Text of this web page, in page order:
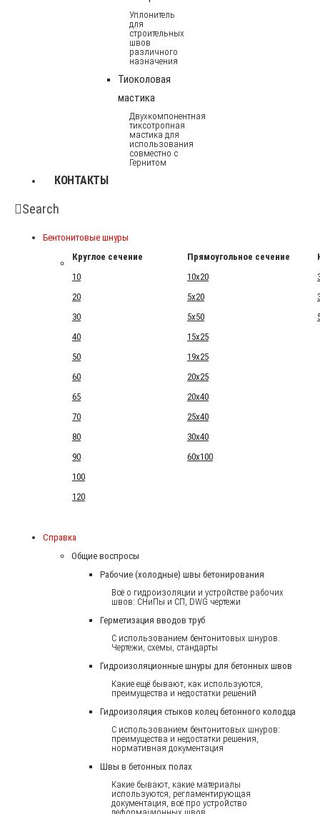
Уплонитель
для
строительных
швов
различного
назначения
Тиоколовая
мастика
Двухкомпонентная
тиксотропная
мастика для
использования
совместно с
Гернитом
КОНТАКТЫ
Search
Бентонитовые шнуры
Круглое сечение
Прямоугольное сечение
10
10x20
20
5x20
30
5x50
40
15x25
50
19x25
60
20x25
65
20x40
70
25x40
80
30x40
90
60x100
100
120
Справка
Общие воспросы
Рабочие (холодные) швы бетонирования
Всё о гидроизоляции и устройстве рабочих
швов: СНиПы и СП, DWG чертежи
Герметизация вводов труб
С использованием бентонитовых шнуров.
Чертежи, схемы, стандарты
Гидроизоляционные шнуры для бетонных швов
Какие ещё бывают, как используются,
преимущества и недостатки решений
Гидроизоляция стыков колец бетонного колодца
С использованием бентонитовых шнуров:
преимущества и недостатки решения,
нормативная документация
Швы в бетонных полах
Какие бывают, какие материалы
используются, регламентирующая
документация, всё про устройство